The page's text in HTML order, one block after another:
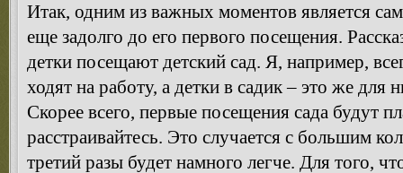
Итак, одним из важных моментов является
еще задолго до его первого посещения.
детки посещают детский сад. Я, например,
ходят на работу, а детки в садик – это же для
Скорее всего, первые посещения сада будут
расстраивайтесь. Это случается с большим
третий разы будет намного легче. Для того,